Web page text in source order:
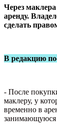
Через
аренду.
сделать
В редакцию
- После
маклеру, у
временно в
занимающуюся